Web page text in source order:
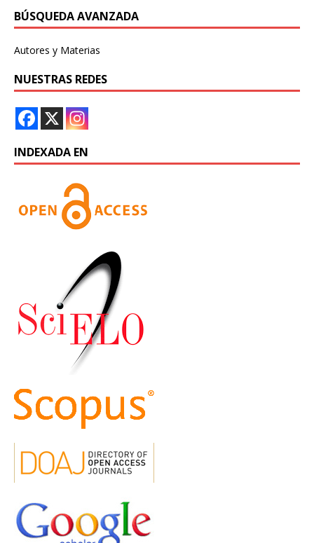
BÚSQUEDA AVANZADA
Autores y Materias
NUESTRAS REDES
INDEXADA EN